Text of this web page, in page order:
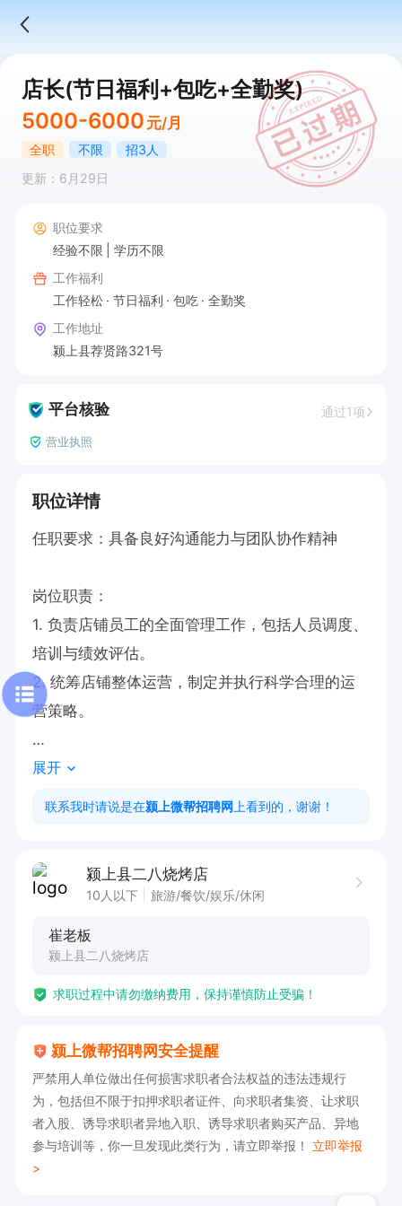
店长(节日福利+包吃+全勤奖)
5000-6000 元/月
全职 不限
招3人
更新：6月29日
职位要求
经验不限
学历不限
工作福利
工作轻松
节日福利 包吃
全勤奖
工作地址
颍上县荐贤路321号
平台核验 通过1项
营业执照
职位详情
任职要求：具备良好沟通能力与团队协作精神
岗位职责：
1. 负责店铺员工的全面管理工作，包括人员调度、
培训与绩效评估。
2. 统筹店铺整体运营，制定并执行科学合理的运
营策略。
上班时间： 下午16：00-2：00
如果感兴趣，请投递简历后打电话联系吧！
展开
联系我时请说是在颍上微帮招聘网 上看到的，谢谢！
颍上县二八烧烤店
10人以下 旅游/餐饮/娱乐/休闲
崔老板
颍上县二八烧烤店
求职过程中请勿缴纳费用，保持谨慎防止受骗！
颍上微帮招聘网安全提醒
严禁用人单位做出任何损害求职者合法权益的违法违规行
为，包括但不限于扣押求职者证件、向求职者集资、让求职
者入股、诱导求职者异地入职、诱导求职者购买产品、异地
参与培训等，你一旦发现此类行为，请立即举报！ 立即举报
>